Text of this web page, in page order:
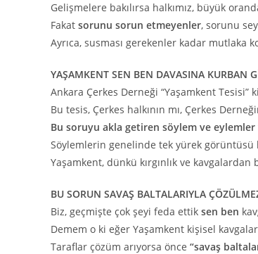
Gelişmelere bakılırsa halkımız, büyük
Fakat sorunu sorun etmeyenler, sorunu
Ayrıca, susması gerekenler kadar mutlaka
YAŞAMKENT SEN BEN DAVASINA KURBAN
Ankara Çerkes Derneği “Yaşamkent Tesisi”
Bu tesis, Çerkes halkının mı, Çerkes
Bu soruyu akla getiren söylem ve eylemler
Söylemlerin genelinde tek yürek
Yaşamkent, dünkü kırgınlık ve kavgalardan
BU SORUN SAVAŞ BALTALARIYLA
Biz, geçmişte çok şeyi feda ettik sen ben
Demem o ki eğer Yaşamkent kişisel
Taraflar çözüm arıyorsa önce “savaş